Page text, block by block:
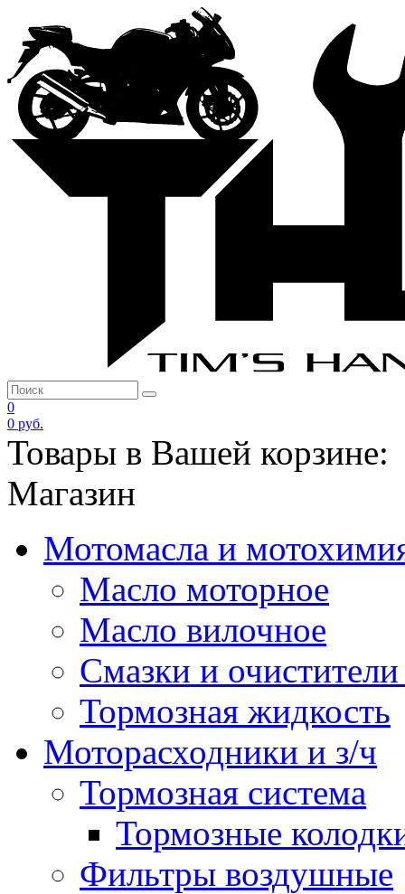
0
0 руб.
Товары в Вашей корзине:
Магазин
Мотомасла и
Масло моторное
Масло вилочное
Смазки и
Тормозная жидкость
Моторасходники и з/ч
Тормозная система
Тормозные
Фильтры воздушные